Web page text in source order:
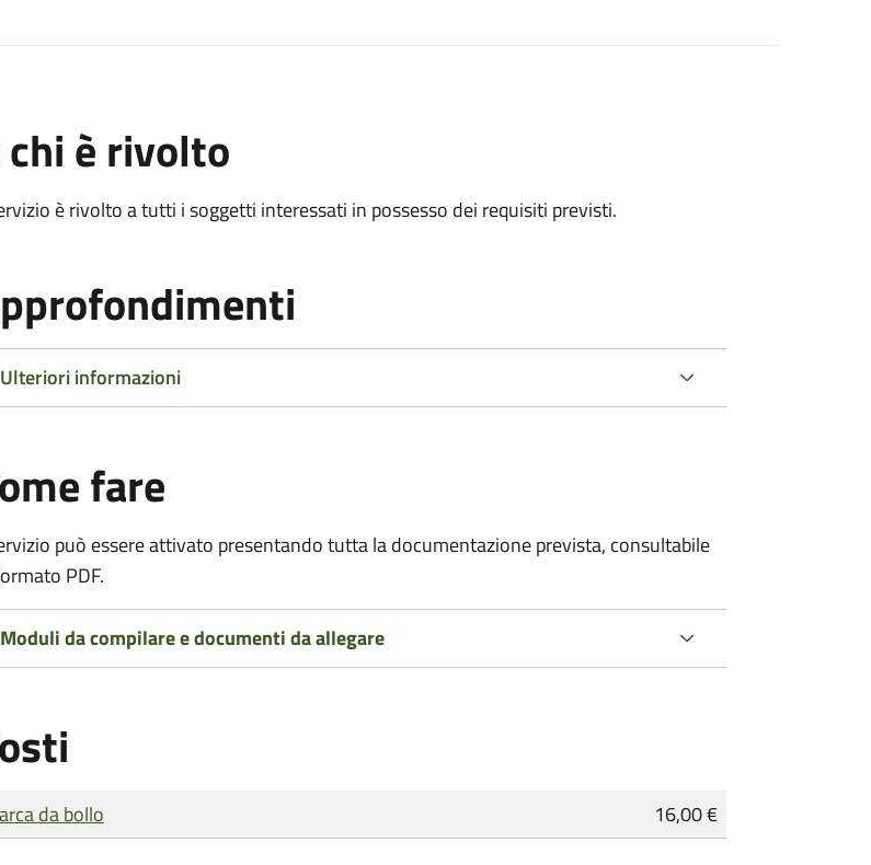
chi è rivolto
è rivolto a tutti i soggetti interessati in possesso dei requisiti previsti.
Ulteriori informazioni
fare
può essere attivato presentando tutta la documentazione prevista, consultabile
PDF.
Moduli da compilare e documenti da allegare
di pagamento
da bollo 16,00 €